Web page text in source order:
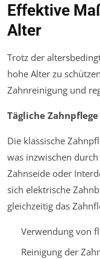
Effektive
Alter
Trotz der
hohe Alter zu
Zahnreinigung und
Tägliche
Die klassische
was inzwischen
Zahnseide oder
sich elektrische
gleichzeitig das
Verwendung von
Reinigung der